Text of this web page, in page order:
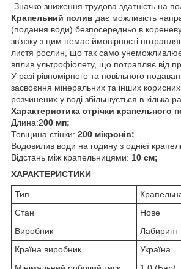
-Значко зниження трудова здатність на
Крапельний полив дає можливість
(подання води) безпосередньо в
зв'язку з цим немає ймовірності
листя рослин, що так само
вплив ультрофіолету, що потрапляє від
У разі рівномірного та повільного
засвоєння мінеральних та інших
розчинених у воді збільшується в кілька
Характеристика стрічки крапельного
Длина:200 мп;
Товщина стінки: 200 мікронів;
Водовилив води на годину з однієї
Відстань між крапельницями: 10 см;
ХАРАКТЕРИСТИКИ
Тип
Стан
Нове
Виробник
Лабиринт
Країна виробник
Україна